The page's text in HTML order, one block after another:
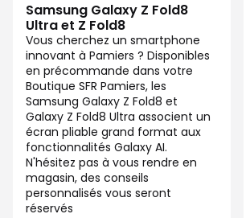
Samsung Galaxy Z Fold8
Ultra et Z Fold8
Vous cherchez un smartphone
innovant à Pamiers ? Disponibles
en précommande dans votre
Boutique SFR Pamiers, les
Samsung Galaxy Z Fold8 et
Galaxy Z Fold8 Ultra associent un
écran pliable grand format aux
fonctionnalités Galaxy AI.
N'hésitez pas à vous rendre en
magasin, des conseils
personnalisés vous seront
réservés